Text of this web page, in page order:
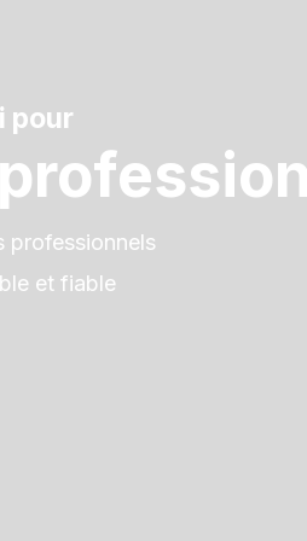
pour
professionnels
et fiable